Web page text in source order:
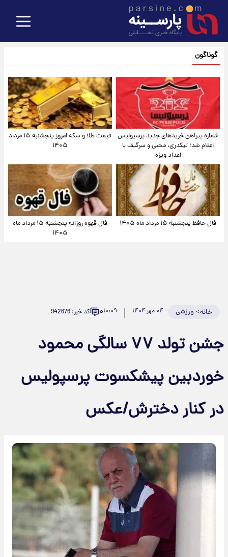
گوناگون
شماره پیراهن خریدهای جدید پرسپولیس
اعلام شد؛ تیکدری، محبی و سرگیف با
اعداد ویژه
قیمت طلا و سکه امروز پنجشنبه ۱۵ مرداد
۱۴۰۵
فال حافظ پنجشنبه ۱۵ مرداد ماه ۱۴۰۵
فال قهوه روزانه پنجشنبه ۱۵ مرداد ماه
۱۴۰۵
خانه> ورزشی ۰۴ مهر ۱۴۰۴ ۱۰:۰۹۰ کد خبر: 942676
جشن تولد ۷۷ سالگی محمود
خوردبین پیشکسوت پرسپولیس
در کنار دخترش/عکس